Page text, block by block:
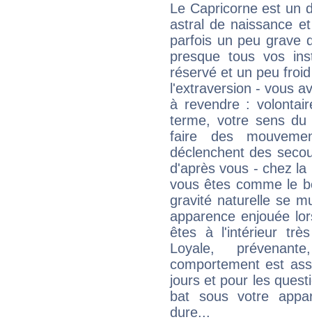
Le Capricorne est un
astral de naissance
parfois un peu grave
presque tous vos
réservé et un peu
l'extraversion - vous
à revendre :
terme, votre sens
faire des
déclenchent des
d'après vous - chez
vous êtes comme le
gravité naturelle se
apparence enjouée
êtes à l'intérieur
Loyale,
comportement est
jours et pour les
bat sous votre
dure...